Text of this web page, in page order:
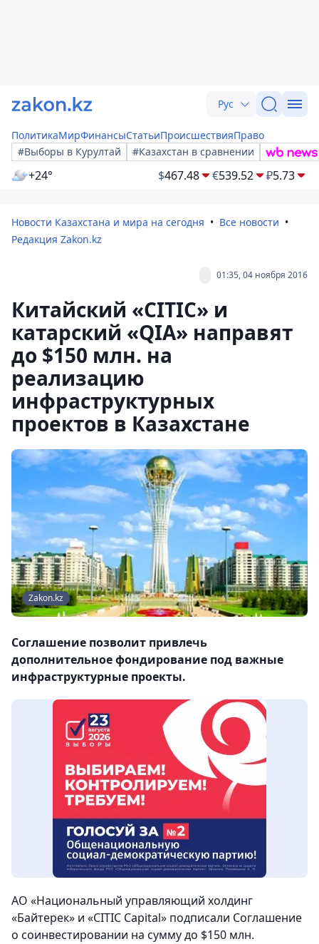
Рус
ПолитикаМирФинансыСтатьиПроисшествияПраво
#Выборы в Курултай
#Казахстан в сравнении
+24° $467.48 €539.52 ₽5.73
Новости Казахстана и мира на сегодня
Все новости
Редакция Zakon.kz
01:35, 04 ноября 2016
Китайский «CITIC» и
катарский «QIA» направят
до $150 млн. на
реализацию
инфраструктурных
проектов в Казахстане
Zakon.kz
Соглашение позволит привлечь
дополнительное фондирование под важные
инфраструктурные проекты.
АО «Национальный управляющий холдинг
«Байтерек» и «CITIC Capital» подписали Cоглашение
о соинвестировании на сумму до $150 млн.